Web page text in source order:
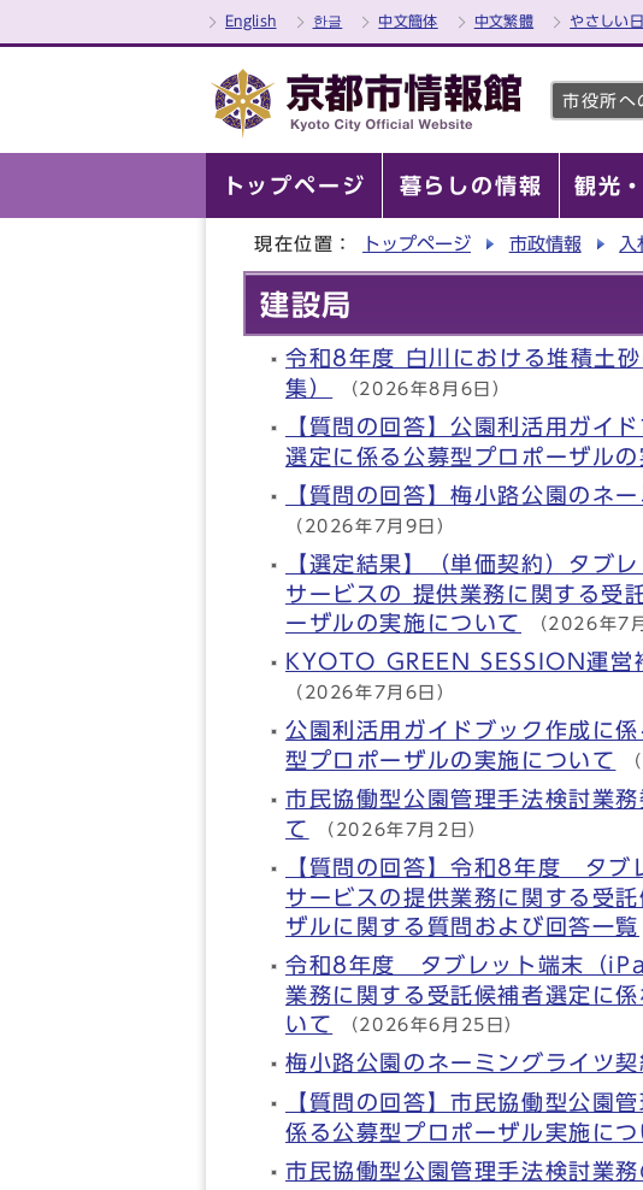
English 한글 中文簡体 中文繁體 やさしい
市役所へ
トップページ 暮らしの情報 観光
現在位置： トップページ 市政情報 入
建設局
令和8年度 白川における堆積土
集） （2026年8月6日）
【質問の回答】公園利活用ガイ
選定に係る公募型プロポーザル
【質問の回答】梅小路公園のネ
（2026年7月9日）
【選定結果】（単価契約）タブ
サービスの 提供業務に関する受
ーザルの実施について
（2026年7
KYOTO GREEN SESSION運
（2026年7月6日）
公園利活用ガイドブック作成に
型プロポーザルの実施について
市民協働型公園管理手法検討業
て （2026年7月2日）
【質問の回答】令和8年度 タブ
サービスの提供業務に関する受
ザルに関する質問および回答一覧
令和8年度 タブレット端末（
業務に関する受託候補者選定に
いて
（2026年6月25日）
梅小路公園のネーミングライツ
【質問の回答】市民協働型公園
係る公募型プロポーザル実施につ
市民協働型公園管理手法検討業